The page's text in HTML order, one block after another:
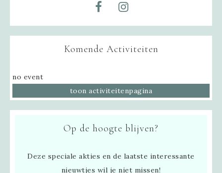
Komende Activiteiten
no event
toon activiteitenpagina
Op de hoogte blijven?
Deze speciale akties en de laatste interessante
nieuwtjes wil je niet missen!